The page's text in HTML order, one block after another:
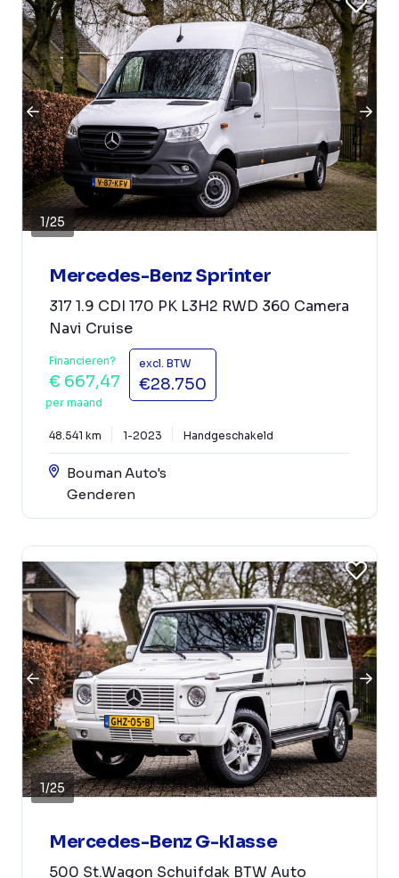
1/25
Mercedes-Benz Sprinter
317 1.9 CDI 170 PK L3H2 RWD 360 Camera
Navi Cruise
Financieren?
€ 667,47
per maand
excl. BTW
€28.750
48.541 km 1-2023 Handgeschakeld
Bouman Auto's
Genderen
1/25
Mercedes-Benz G-klasse
500 St.Wagon Schuifdak BTW Auto